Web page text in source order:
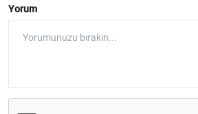
Yorum